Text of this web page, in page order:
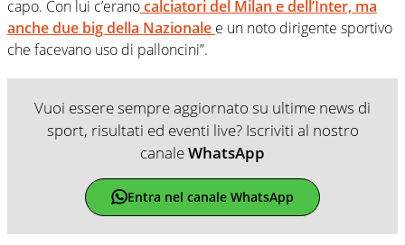
capo. Con lui c’eranocalciatori del Milan e dell’Inter, ma
anche due big della Nazionale e un noto dirigente sportivo
che facevano uso di palloncini”.
Vuoi essere sempre aggiornato su ultime news di
sport, risultati ed eventi live? Iscriviti al nostro
canaleWhatsApp
Entra nel canale WhatsApp